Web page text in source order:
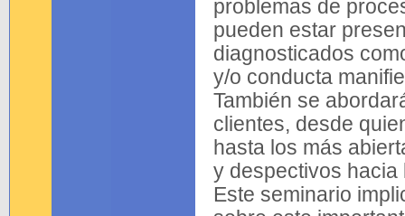
problemas de
pueden estar
diagnosticados
y/o conducta
También se
clientes, desde
hasta los más
y despectivos hacia
Este seminario